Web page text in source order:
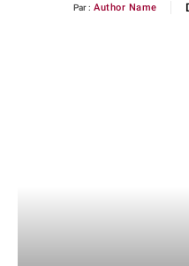
Par : Author Name